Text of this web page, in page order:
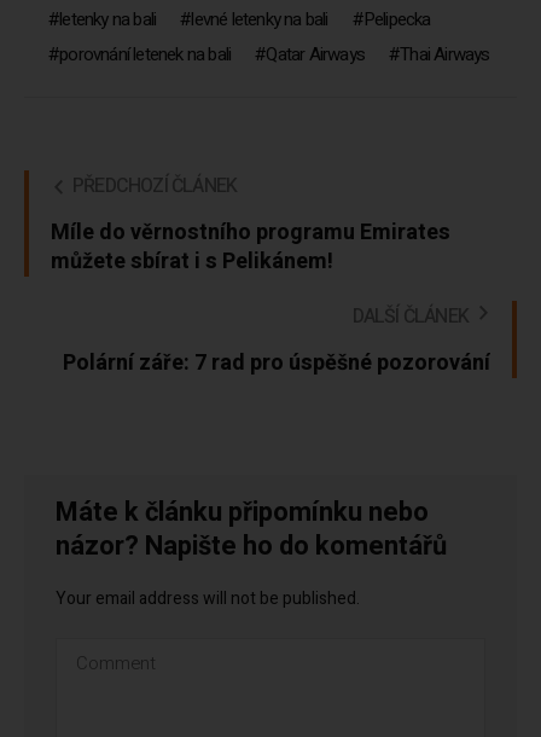
letenky na bali levné letenky na bali
Pelipecka
porovnání letenek na bali
Qatar Airways Thai Airways
PŘEDCHOZÍ ČLÁNEK
Míle do věrnostního programu Emirates
můžete sbírat i s Pelikánem!
DALŠÍ ČLÁNEK
Polární záře: 7 rad pro úspěšné pozorování
Máte k článku připomínku nebo
názor? Napište ho do komentářů
Your email address will not be published.